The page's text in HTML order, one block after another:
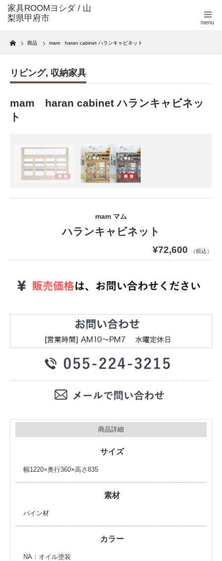
menu
Home
商品 mam haran cabinet ハランキャビネット
リビング, 収納家具
mam haran cabinet ハランキャビネッ
ト
mam マム
ハランキャビネット
¥72,600 （税込）
商品詳細
サイズ
幅1220×奥行360×高さ835
素材
パイン材
カラー
NA：オイル塗装